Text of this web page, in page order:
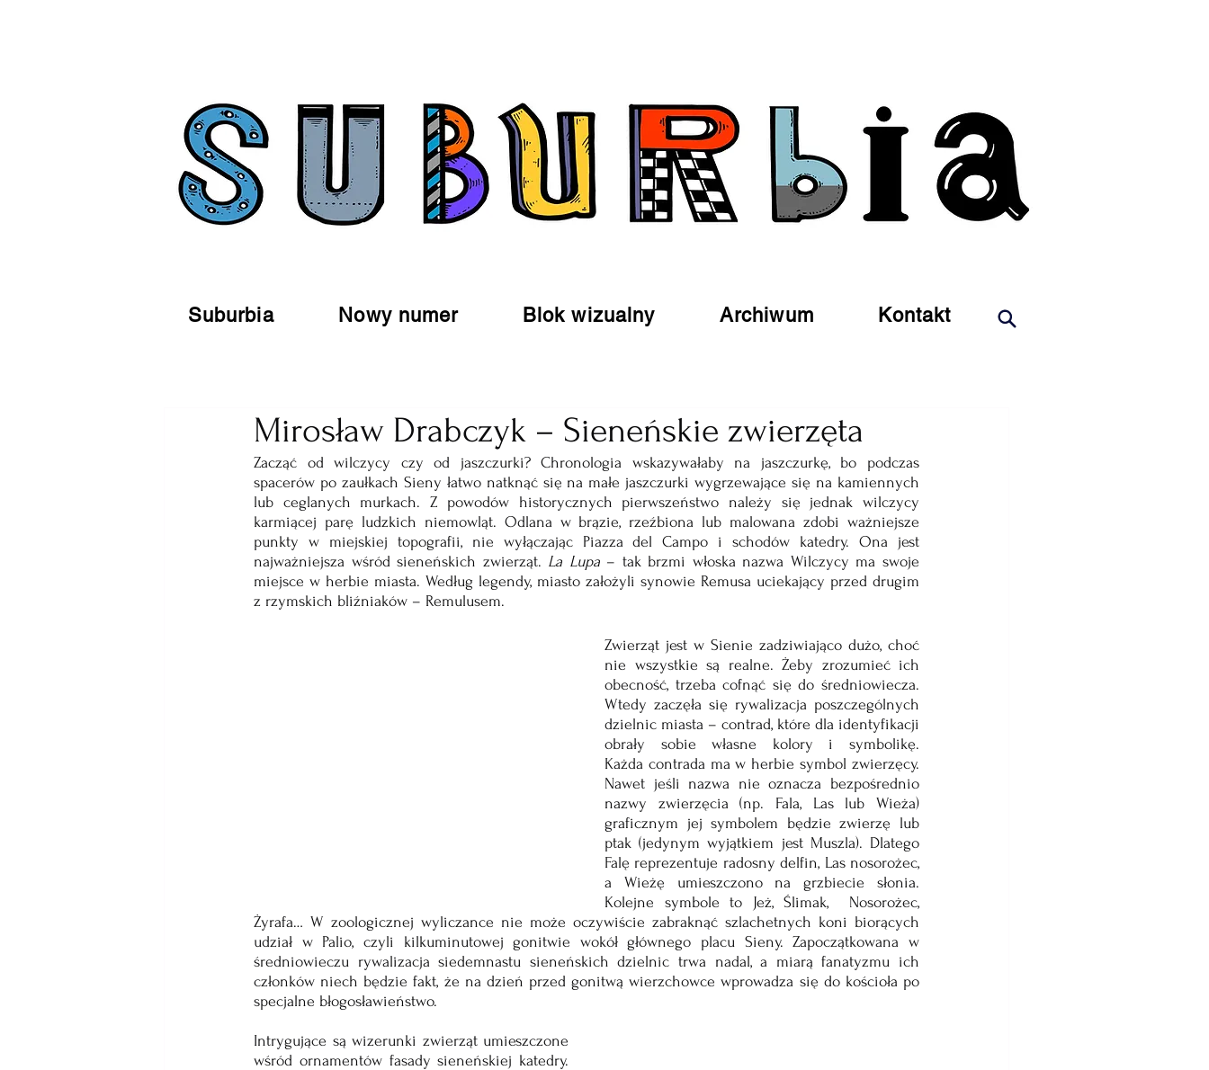
Suburbia Nowy numer Blok wizualny Archiwum Kontakt
Mirosław Drabczyk – Sieneńskie zwierzęta
Zacząć od wilczycy czy od jaszczurki? Chronologia wskazywałaby na jaszczurkę, bo podczas
spacerów po zaułkach Sieny łatwo natknąć się na małe jaszczurki wygrzewające się na kamiennych
lub ceglanych murkach. Z powodów historycznych pierwszeństwo należy się jednak wilczycy
karmiącej parę ludzkich niemowląt. Odlana w brązie, rzeźbiona lub malowana zdobi ważniejsze
punkty w miejskiej topografii, nie wyłączając Piazza del Campo i schodów katedry. Ona jest
najważniejsza wśród sieneńskich zwierząt. La Lupa – tak brzmi włoska nazwa Wilczycy ma swoje
miejsce w herbie miasta. Według legendy, miasto założyli synowie Remusa uciekający przed drugim
z rzymskich bliźniaków – Remulusem.
Zwierząt jest w Sienie zadziwiająco dużo, choć
nie wszystkie są realne. Żeby zrozumieć ich
obecność, trzeba cofnąć się do średniowiecza.
Wtedy zaczęła się rywalizacja poszczególnych
dzielnic miasta – contrad, które dla identyfikacji
obrały sobie własne kolory i symbolikę.
Każda contrada ma w herbie symbol zwierzęcy.
Nawet jeśli nazwa nie oznacza bezpośrednio
nazwy zwierzęcia (np. Fala, Las lub Wieża)
graficznym jej symbolem będzie zwierzę lub
ptak (jedynym wyjątkiem jest Muszla). Dlatego
Falę reprezentuje radosny delfin, Las nosorożec,
a Wieżę umieszczono na grzbiecie słonia.
Kolejne symbole to Jeż, Ślimak,  Nosorożec,
Żyrafa… W zoologicznej wyliczance nie może oczywiście zabraknąć szlachetnych koni biorących
udział w Palio, czyli kilkuminutowej gonitwie wokół głównego placu Sieny. Zapoczątkowana w
średniowieczu rywalizacja siedemnastu sieneńskich dzielnic trwa nadal, a miarą fanatyzmu ich
członków niech będzie fakt, że na dzień przed gonitwą wierzchowce wprowadza się do kościoła po
specjalne błogosławieństwo.
Intrygujące są wizerunki zwierząt umieszczone
wśród ornamentów fasady sieneńskiej katedry.